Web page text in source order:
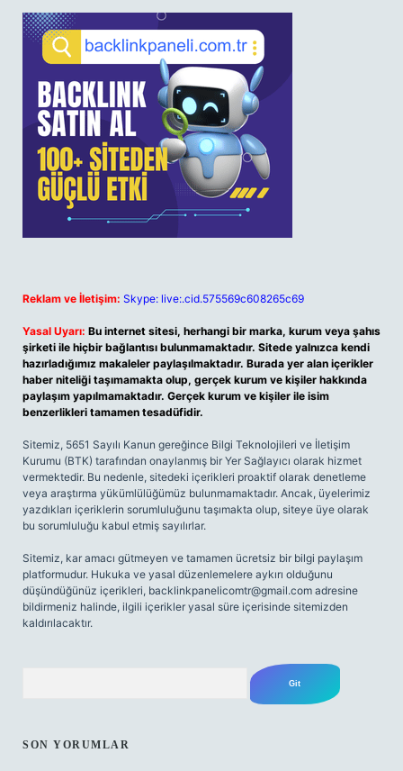
Reklam ve İletişim: Skype: live:.cid.575569c608265c69
Yasal Uyarı: Bu internet sitesi, herhangi bir marka, kurum veya şahıs
şirketi ile hiçbir bağlantısı bulunmamaktadır. Sitede yalnızca kendi
hazırladığımız makaleler paylaşılmaktadır. Burada yer alan içerikler
haber niteliği taşımamakta olup, gerçek kurum ve kişiler hakkında
paylaşım yapılmamaktadır. Gerçek kurum ve kişiler ile isim
benzerlikleri tamamen tesadüfidir.
Sitemiz, 5651 Sayılı Kanun gereğince Bilgi Teknolojileri ve İletişim
Kurumu (BTK) tarafından onaylanmış bir Yer Sağlayıcı olarak hizmet
vermektedir. Bu nedenle, sitedeki içerikleri proaktif olarak denetleme
veya araştırma yükümlülüğümüz bulunmamaktadır. Ancak, üyelerimiz
yazdıkları içeriklerin sorumluluğunu taşımakta olup, siteye üye olarak
bu sorumluluğu kabul etmiş sayılırlar.
Sitemiz, kar amacı gütmeyen ve tamamen ücretsiz bir bilgi paylaşım
platformudur. Hukuka ve yasal düzenlemelere aykırı olduğunu
düşündüğünüz içerikleri, backlinkpanelicomtr@gmail.com adresine
bildirmeniz halinde, ilgili içerikler yasal süre içerisinde sitemizden
kaldırılacaktır.
SON YORUMLAR